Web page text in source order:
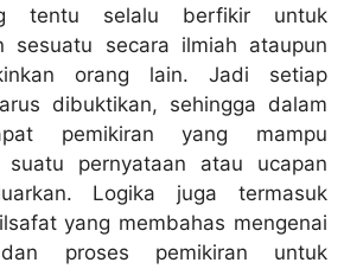
tentu selalu berfikir untuk
sesuatu secara ilmiah ataupun
orang lain. Jadi setiap
dibuktikan, sehingga dalam
pemikiran yang mampu
suatu pernyataan atau ucapan
Logika juga termasuk
yang membahas mengenai
dan proses pemikiran untuk